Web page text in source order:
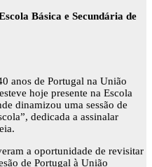
Básica e Secundária de
anos de Portugal na União
hoje presente na Escola
dinamizou uma sessão de
dedicada a assinalar
a oportunidade de revisitar
de Portugal à União